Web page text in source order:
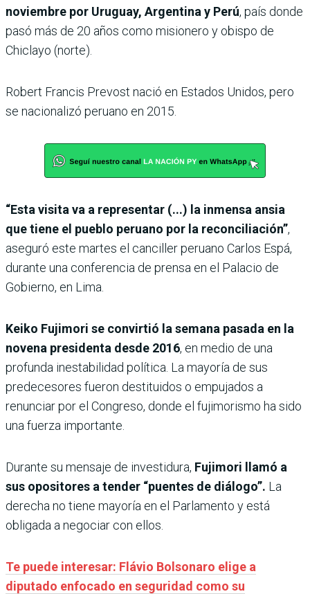
noviembre por Uruguay, Argentina y Perú, país donde
pasó más de 20 años como misionero y obispo de
Chiclayo (norte).
Robert Francis Prevost nació en Estados Unidos, pero
se nacionalizó peruano en 2015.
“Esta visita va a representar (...) la inmensa ansia
que tiene el pueblo peruano por la reconciliación”,
aseguró este martes el canciller peruano Carlos Espá,
durante una conferencia de prensa en el Palacio de
Gobierno, en Lima.
Keiko Fujimori se convirtió la semana pasada en la
novena presidenta desde 2016, en medio de una
profunda inestabilidad política. La mayoría de sus
predecesores fueron destituidos o empujados a
renunciar por el Congreso, donde el fujimorismo ha sido
una fuerza importante.
Durante su mensaje de investidura, Fujimori llamó a
sus opositores a tender “puentes de diálogo”. La
derecha no tiene mayoría en el Parlamento y está
obligada a negociar con ellos.
Te puede interesar: Flávio Bolsonaro elige a
diputado enfocado en seguridad como su